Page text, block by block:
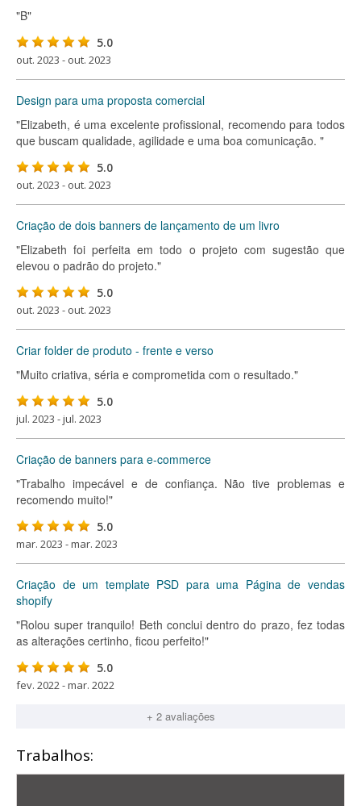
"B"
5.0
out. 2023 - out. 2023
Design para uma proposta comercial
"Elizabeth, é uma excelente profissional, recomendo para todos
que buscam qualidade, agilidade e uma boa comunicação. "
5.0
out. 2023 - out. 2023
Criação de dois banners de lançamento de um livro
"Elizabeth foi perfeita em todo o projeto com sugestão que
elevou o padrão do projeto."
5.0
out. 2023 - out. 2023
Criar folder de produto - frente e verso
"Muito criativa, séria e comprometida com o resultado."
5.0
jul. 2023 - jul. 2023
Criação de banners para e-commerce
"Trabalho impecável e de confiança. Não tive problemas e
recomendo muito!"
5.0
mar. 2023 - mar. 2023
Criação de um template PSD para uma Página de vendas
shopify
"Rolou super tranquilo! Beth conclui dentro do prazo, fez todas
as alterações certinho, ficou perfeito!"
5.0
fev. 2022 - mar. 2022
+ 2 avaliações
Trabalhos: